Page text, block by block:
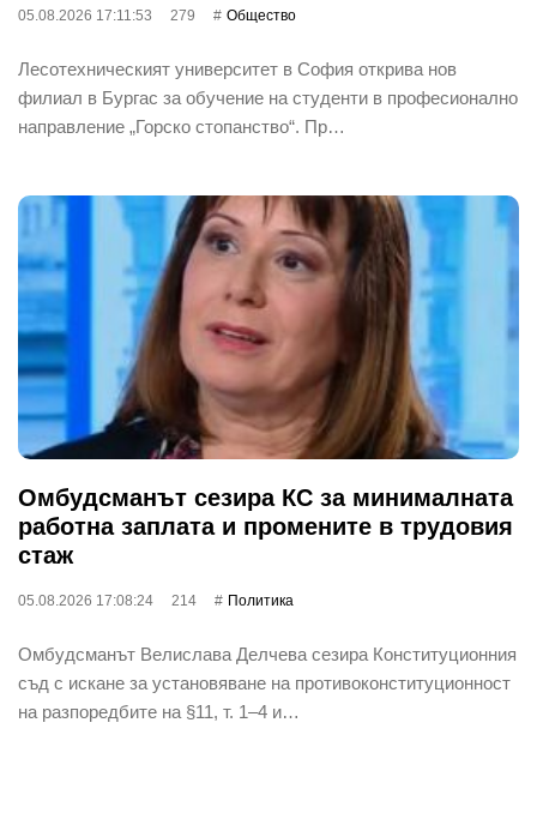
05.08.2026 17:11:53 279 Общество
Лесотехническият университет в София открива нов
филиал в Бургас за обучение на студенти в професионално
направление „Горско стопанство“. Пр…
Омбудсманът сезира КС за минималната
работна заплата и промените в трудовия
стаж
05.08.2026 17:08:24 214 Политика
Омбудсманът Велислава Делчева сезира Конституционния
съд с искане за установяване на противоконституционност
на разпоредбите на §11, т. 1–4 и…